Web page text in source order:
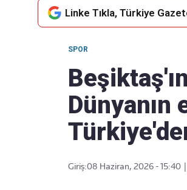
akışımıza ulaşın
Linke Tıkla, Türkiye
SPOR
Dünyanın
Giriş:08 Haziran, 2026 - 15:40